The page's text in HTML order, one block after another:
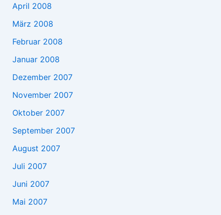
April 2008
März 2008
Februar 2008
Januar 2008
Dezember 2007
November 2007
Oktober 2007
September 2007
August 2007
Juli 2007
Juni 2007
Mai 2007